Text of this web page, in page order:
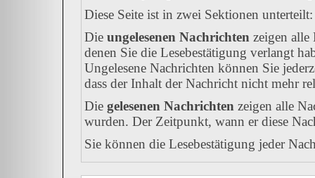
Diese Seite ist in zwei Sektionen
Die ungelesenen Nachrichten zeigen alle
denen Sie die Lesebestätigung verlangt
Ungelesene Nachrichten können Sie
dass der Inhalt der Nachricht nicht mehr
Die gelesenen Nachrichten zeigen alle
wurden. Der Zeitpunkt, wann er diese
Sie können die Lesebestätigung jeder